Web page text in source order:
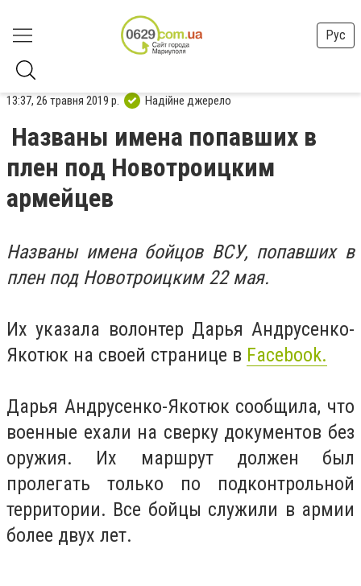
Рус
13:37, 26 травня 2019 р. Надійне джерело
Названы имена попавших в
плен под Новотроицким
армейцев
Названы имена бойцов ВСУ, попавших в
плен под Новотроицким 22 мая.
Их указала волонтер Дарья Андрусенко-
Якотюк на своей странице в Facebook.
Дарья Андрусенко-Якотюк сообщила, что
военные ехали на сверку документов без
оружия. Их маршрут должен был
пролегать только по подконтрольной
территории. Все бойцы служили в армии
более двух лет.